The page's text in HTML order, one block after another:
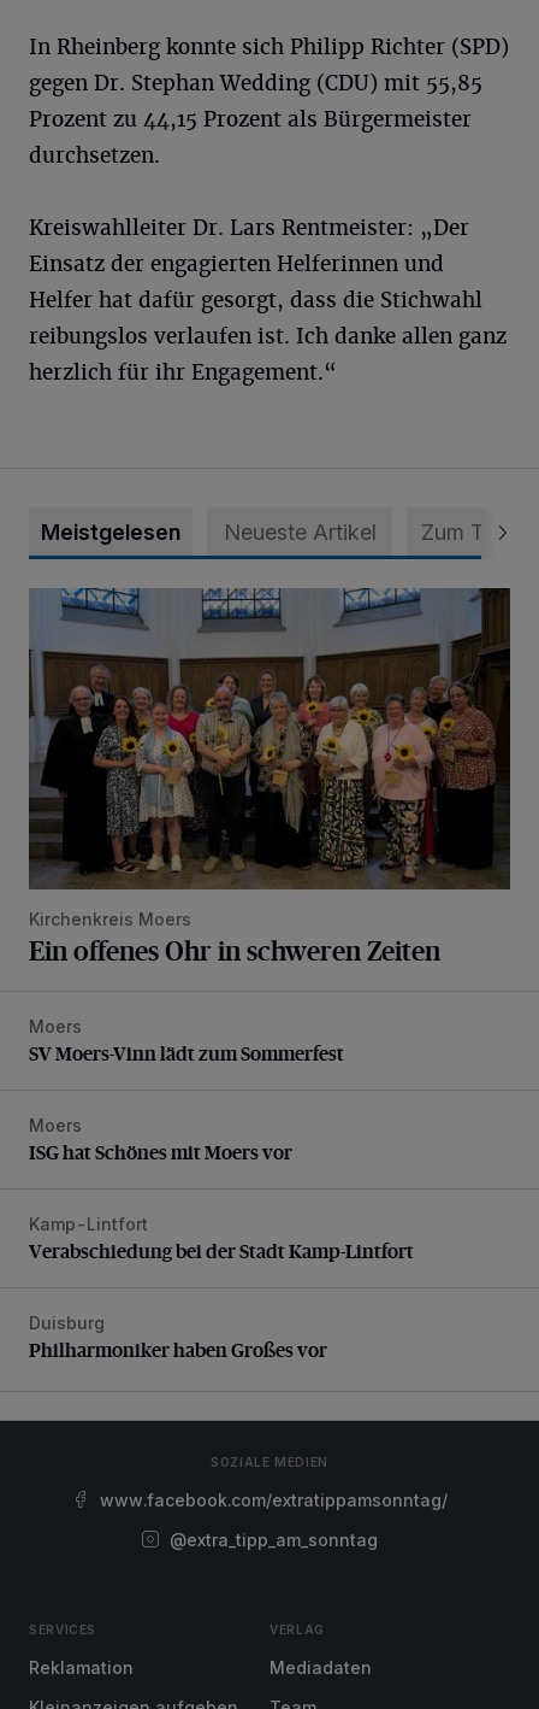
In Rheinberg konnte sich Philipp Richter (SPD)
gegen Dr. Stephan Wedding (CDU) mit 55,85
Prozent zu 44,15 Prozent als Bürgermeister
durchsetzen.
Kreiswahlleiter Dr. Lars Rentmeister: „Der
Einsatz der engagierten Helferinnen und
Helfer hat dafür gesorgt, dass die Stichwahl
reibungslos verlaufen ist. Ich danke allen ganz
herzlich für ihr Engagement.“
Meistgelesen Neueste Artikel Zum Thema
Ein offenes Ohr in schweren Zeiten
Kirchenkreis Moers
Ein offenes Ohr in schweren Zeiten
SV Moers-Vinn lädt zum Sommerfest
Moers
SV Moers-Vinn lädt zum Sommerfest
ISG hat Schönes mit Moers vor
Moers
ISG hat Schönes mit Moers vor
Verabschiedung bei der Stadt Kamp-Lintfort
Kamp-Lintfort
Verabschiedung bei der Stadt Kamp-Lintfort
Philharmoniker haben Großes vor
Duisburg
Philharmoniker haben Großes vor
SOZIALE MEDIEN
www.facebook.com/extratippamsonntag/
@extra_tipp_am_sonntag
SERVICES
Reklamation
VERLAG
Mediadaten